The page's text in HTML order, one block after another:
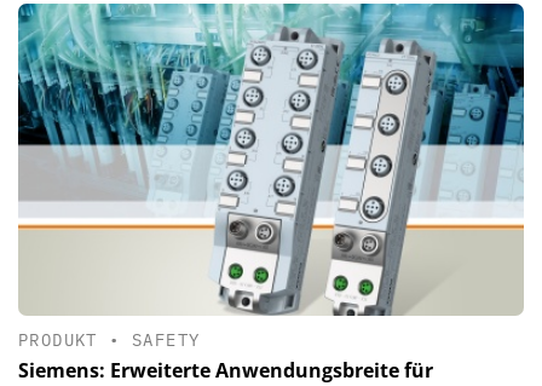
PRODUKT • SAFETY
Siemens: Erweiterte Anwendungsbreite für